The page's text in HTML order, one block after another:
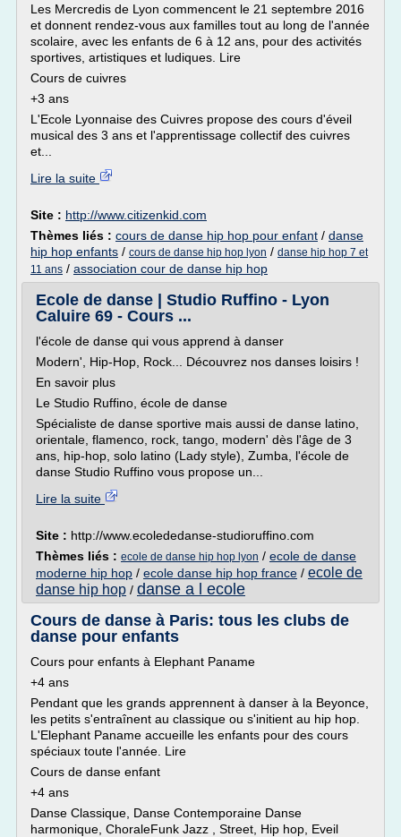
Les Mercredis de Lyon commencent le 21 septembre 2016
et donnent rendez-vous aux familles tout au long de l'année
scolaire, avec les enfants de 6 à 12 ans, pour des activités
sportives, artistiques et ludiques. Lire
Cours de cuivres
+3 ans
L'Ecole Lyonnaise des Cuivres propose des cours d'éveil
musical des 3 ans et l'apprentissage collectif des cuivres
et...
Lire la suite
Site : http://www.citizenkid.com
Thèmes liés : cours de danse hip hop pour enfant / danse
hip hop enfants / cours de danse hip hop lyon / danse hip hop 7 et
11 ans / association cour de danse hip hop
Ecole de danse | Studio Ruffino - Lyon
Caluire 69 - Cours ...
l'école de danse qui vous apprend à danser
Modern', Hip-Hop, Rock... Découvrez nos danses loisirs !
En savoir plus
Le Studio Ruffino, école de danse
Spécialiste de danse sportive mais aussi de danse latino,
orientale, flamenco, rock, tango, modern' dès l'âge de 3
ans, hip-hop, solo latino (Lady style), Zumba, l'école de
danse Studio Ruffino vous propose un...
Lire la suite
Site : http://www.ecolededanse-studioruffino.com
Thèmes liés : ecole de danse hip hop lyon / ecole de danse
moderne hip hop / ecole danse hip hop france / ecole de
danse hip hop / danse a l ecole
Cours de danse à Paris: tous les clubs de
danse pour enfants
Cours pour enfants à Elephant Paname
+4 ans
Pendant que les grands apprennent à danser à la Beyonce,
les petits s'entraînent au classique ou s'initient au hip hop.
L'Elephant Paname accueille les enfants pour des cours
spéciaux toute l'année. Lire
Cours de danse enfant
+4 ans
Danse Classique, Danse Contemporaine Danse
harmonique, ChoraleFunk Jazz , Street, Hip hop, Eveil